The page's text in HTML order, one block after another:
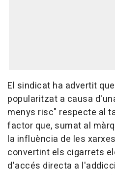
El sindicat ha advertit
popularitzat a causa
menys risc" respecte al
factor que, sumat al
la influència de les
convertint els cigarrets
d'accés directa a